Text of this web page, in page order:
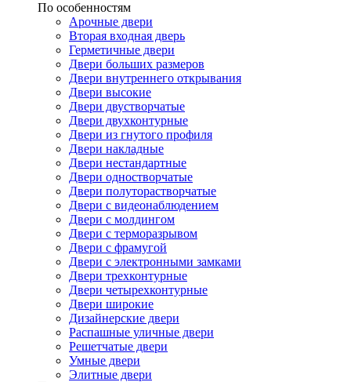
По особенностям
Арочные двери
Вторая входная дверь
Герметичные двери
Двери больших размеров
Двери внутреннего открывания
Двери высокие
Двери двустворчатые
Двери двухконтурные
Двери из гнутого профиля
Двери накладные
Двери нестандартные
Двери одностворчатые
Двери полуторастворчатые
Двери с видеонаблюдением
Двери с молдингом
Двери с терморазрывом
Двери с фрамугой
Двери с электронными замками
Двери трехконтурные
Двери четырехконтурные
Двери широкие
Дизайнерские двери
Распашные уличные двери
Решетчатые двери
Умные двери
Элитные двери